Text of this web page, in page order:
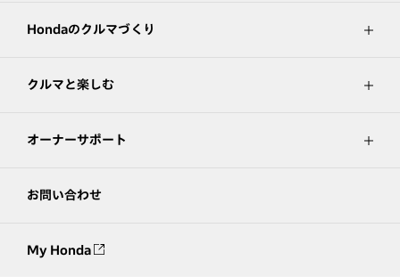
Hondaのクルマづくり
クルマと楽しむ
オーナーサポート
お問い合わせ
My Honda